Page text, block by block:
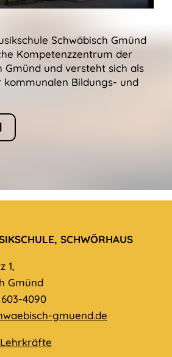
Schwäbisch Gmünd
Kompetenzzentrum der
Gmünd und versteht sich als
kommunalen Bildungs- und
SCHWÖRHAUS
1,
Gmünd
4090
gmuend.de